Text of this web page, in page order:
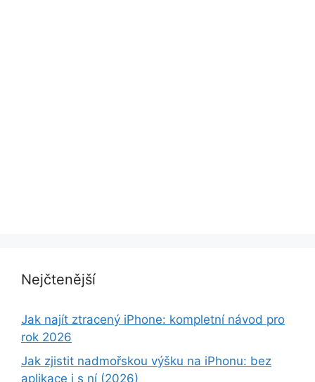
Nejčtenější
Jak najít ztracený iPhone: kompletní návod pro
rok 2026
Jak zjistit nadmořskou výšku na iPhonu: bez
aplikace i s ní (2026)